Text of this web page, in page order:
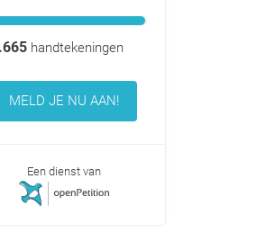
handtekeningen
MELD JE NU AAN!
Een dienst van